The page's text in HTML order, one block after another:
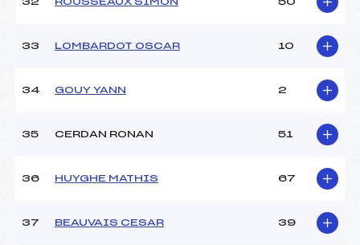
32 ROUSSEAUX SIMON 50
33 LOMBARDOT OSCAR 10
34 GOUY YANN 2
35 CERDAN RONAN 51
36 HUYGHE MATHIS 67
37 BEAUVAIS CESAR 39